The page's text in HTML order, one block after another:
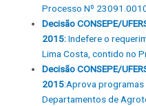
Processo Nº
Decisão CONSEPE/
2015:Indefere o
Lima Costa, contido no
Decisão CONSEPE/
2015:Aprova
Departamentos de